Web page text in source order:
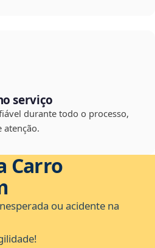
serviço
durante todo o processo,
atenção.
Carro
ou acidente na